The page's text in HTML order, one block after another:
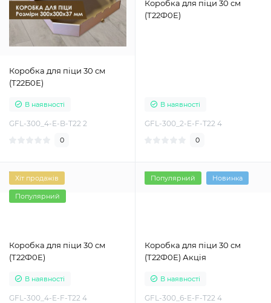
Коробка для піци 30 см
(Т22Б0Е)
В наявності
GFL-300_4-E-B-T22 2
0
Коробка для піци 30 см
(Т22Ф0Е)
В наявності
GFL-300_2-E-F-T22 4
0
Хіт продажів
Популярний
Коробка для піци 30 см
(Т22Ф0Е)
В наявності
GFL-300_4-E-F-T22 4
Популярний Новинка
Коробка для піци 30 см
(Т22Ф0Е) Акція
В наявності
GFL-300_6-E-F-T22 4